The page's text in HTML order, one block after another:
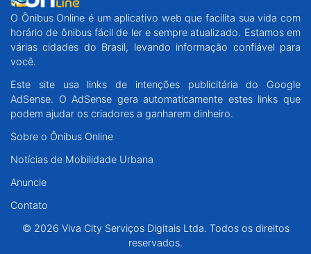
O Ônibus Online é um aplicativo web que facilita sua vida com
horário de ônibus fácil de ler e sempre atualizado. Estamos em
várias cidades do Brasil, levando informação confiável para
você.
Este site usa links de intenções publicitária do Google
AdSense. O AdSense gera automaticamente estes links que
podem ajudar os criadores a ganharem dinheiro.
Sobre o Ônibus Online
Notícias de Mobilidade Urbana
Anuncie
Contato
© 2026 Viva City Serviços Digitais Ltda. Todos os direitos
reservados.